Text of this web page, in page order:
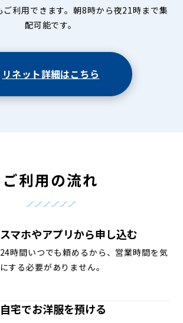
ご利用できます。朝8時から夜21時まで集
配可能です。
リネット詳細はこちら
ご利用の流れ
スマホやアプリから申し込む
24時間いつでも頼めるから、営業時間を気
にする必要がありません。
自宅でお洋服を預ける